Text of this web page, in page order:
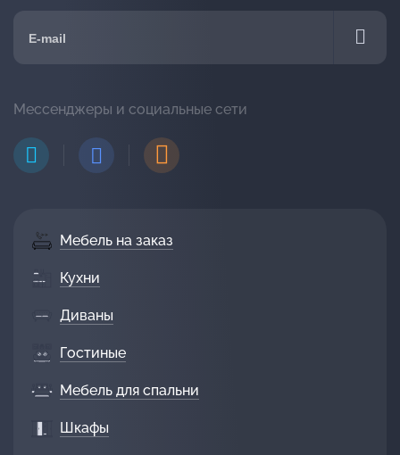
Мебель на заказ
Кухни
Диваны
Гостиные
Мебель для спальни
Шкафы
Мессенджеры и социальные сети